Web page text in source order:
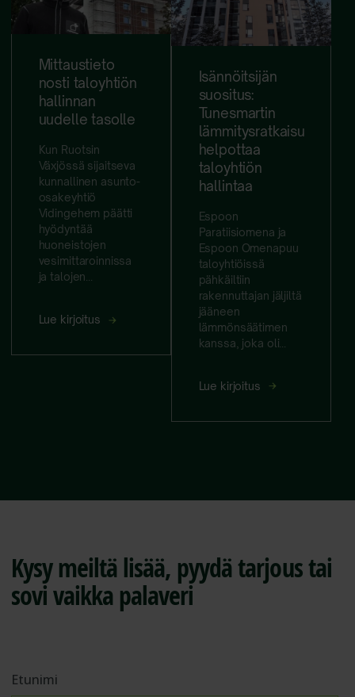
Mittaustieto
nosti taloyhtiön
hallinnan
uudelle tasolle
Kun Ruotsin
Växjössä sijaitseva
kunnallinen asunto-
osakeyhtiö
Vidingehem päätti
hyödyntää
huoneistojen
vesimittaroinnissa
ja talojen...
Lue kirjoitusMittaustieto
Isännöitsijän
suositus:
Tunesmartin
lämmitysratkaisu
helpottaa
taloyhtiön
hallintaa
Espoon
Paratiisiomena ja
Espoon Omenapuu
taloyhtiöissä
pähkäiltiin
rakennuttajan jäljiltä
jääneen
lämmönsäätimen
kanssa, joka oli...
Lue kirjoitusIsännöitsijän
Kysy meiltä lisää, pyydä tarjous tai
sovi vaikka palaveri